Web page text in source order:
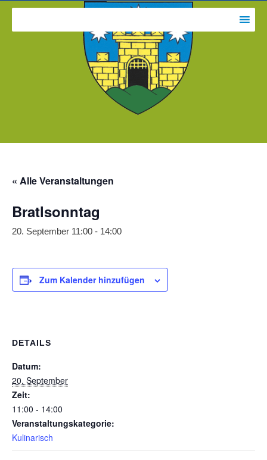
« Alle Veranstaltungen
Bratlsonntag
20. September 11:00 - 14:00
Zum Kalender hinzufügen
DETAILS
Datum:
20. September
Zeit:
11:00 - 14:00
Veranstaltungskategorie:
Kulinarisch